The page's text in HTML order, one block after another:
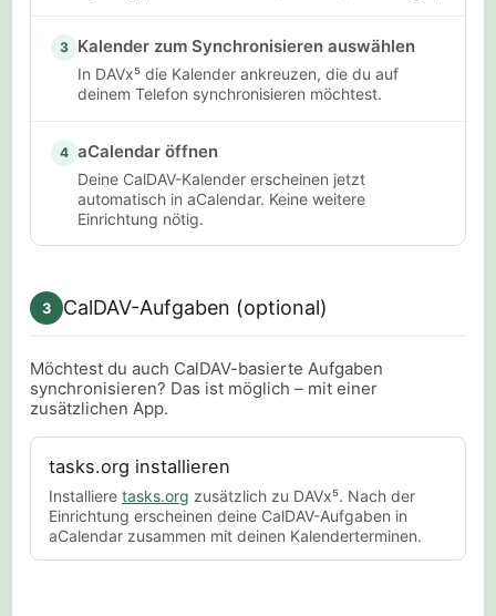
3 Kalender zum Synchronisieren auswählen
In DAVx⁵ die Kalender ankreuzen, die du auf
deinem Telefon synchronisieren möchtest.
4 aCalendar öffnen
Deine CalDAV-Kalender erscheinen jetzt
automatisch in aCalendar. Keine weitere
Einrichtung nötig.
3 CalDAV-Aufgaben (optional)
Möchtest du auch CalDAV-basierte Aufgaben
synchronisieren? Das ist möglich – mit einer
zusätzlichen App.
tasks.org installieren
Installiere tasks.org zusätzlich zu DAVx⁵. Nach der
Einrichtung erscheinen deine CalDAV-Aufgaben in
aCalendar zusammen mit deinen Kalenderterminen.